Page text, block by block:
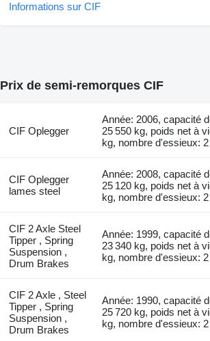
Informations sur CIF
Prix de semi-remorques CIF
CIF Oplegger
Année: 2006, capacité
25 550 kg, poids net à
kg, nombre d'essieux: 2
CIF Oplegger
lames steel
Année: 2008, capacité
25 120 kg, poids net à
kg, nombre d'essieux: 2
CIF 2 Axle Steel
Tipper , Spring
Suspension ,
Drum Brakes
Année: 1999, capacité
23 340 kg, poids net à
kg, nombre d'essieux: 2
CIF 2 Axle , Steel
Tipper , Spring
Suspension ,
Drum Brakes
Année: 1990, capacité
25 720 kg, poids net à
kg, nombre d'essieux: 2